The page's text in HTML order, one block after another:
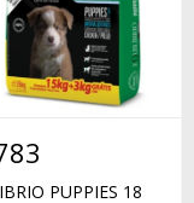
PUPPIES 18